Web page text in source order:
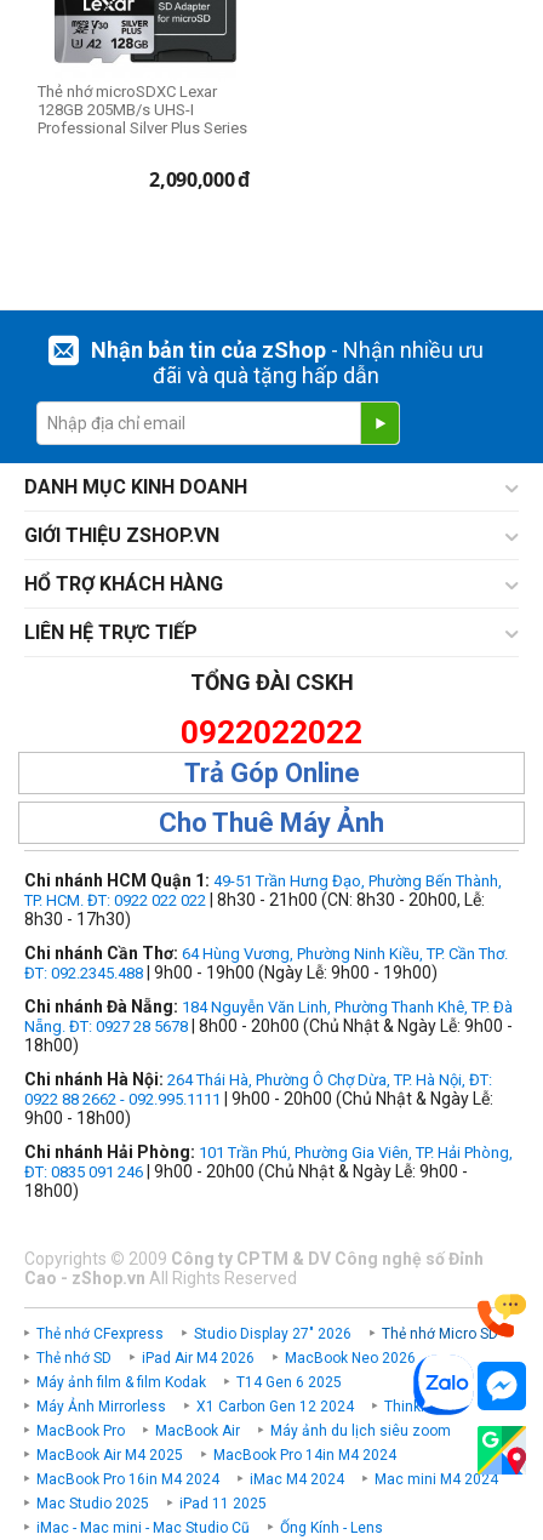
Thẻ nhớ microSDXC Lexar
128GB 205MB/s UHS-I
Professional Silver Plus Series
2,090,000đ
Nhận bản tin của zShop- Nhận nhiều ưu
đãi và quà tặng hấp dẫn
DANH MỤC KINH DOANH
GIỚI THIỆU ZSHOP.VN
HỔ TRỢ KHÁCH HÀNG
LIÊN HỆ TRỰC TIẾP
TỔNG ĐÀI CSKH
0922022022
Trả Góp Online
Cho Thuê Máy Ảnh
Chi nhánh HCM Quận 1: 49-51 Trần Hưng Đạo, Phường Bến Thành,
TP. HCM. ĐT: 0922 022 022 | 8h30 - 21h00 (CN: 8h30 - 20h00, Lễ:
8h30 - 17h30)
Chi nhánh Cần Thơ: 64 Hùng Vương, Phường Ninh Kiều, TP. Cần Thơ.
ĐT: 092.2345.488 | 9h00 - 19h00 (Ngày Lễ: 9h00 - 19h00)
Chi nhánh Đà Nẵng: 184 Nguyễn Văn Linh, Phường Thanh Khê, TP. Đà
Nẵng. ĐT: 0927 28 5678 | 8h00 - 20h00 (Chủ Nhật & Ngày Lễ: 9h00 -
18h00)
Chi nhánh Hà Nội: 264 Thái Hà, Phường Ô Chợ Dừa, TP. Hà Nội, ĐT:
0922 88 2662 - 092.995.1111
| 9h00 - 20h00 (Chủ Nhật & Ngày Lễ:
9h00 - 18h00)
Chi nhánh Hải Phòng: 101 Trần Phú, Phường Gia Viên, TP. Hải Phòng,
ĐT: 0835 091 246 | 9h00 - 20h00 (Chủ Nhật & Ngày Lễ: 9h00 -
18h00)
Copyrights © 2009 Công ty CPTM & DV Công nghệ số Đỉnh
Cao - zShop.vn All Rights Reserved
Thẻ nhớ CFexpress Studio Display 27" 2026
Thẻ nhớ Micro SD
Thẻ nhớ SD
iPad Air M4 2026
MacBook Neo 2026
Máy ảnh film & film Kodak
T14 Gen 6 2025
Máy Ảnh Mirrorless
X1 Carbon Gen 12 2024
ThinkPad P
MacBook Pro
MacBook Air
Máy ảnh du lịch siêu zoom
MacBook Air M4 2025
MacBook Pro 14in M4 2024
MacBook Pro 16in M4 2024
iMac M4 2024
Mac mini M4 2024
Mac Studio 2025
iPad 11 2025
iMac - Mac mini - Mac Studio Cũ
Ống Kính - Lens